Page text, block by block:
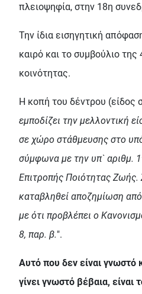
πλειοψηφία, στην 18η
Την ίδια εισηγητική
καιρό και το συμβούλιο της
κοινότητας.
Η κοπή του δέντρου (είδος
εμποδίζει την μελλοντική
σε χώρο στάθμευσης στο
σύμφωνα με την υπ` αριθμ.
Επιτροπής Ποιότητας Ζωής.
καταβληθεί αποζημίωση
με ότι προβλέπει ο
8, παρ. β.".
Αυτό που δεν είναι γνωστό
γίνει γνωστό βέβαια, είναι